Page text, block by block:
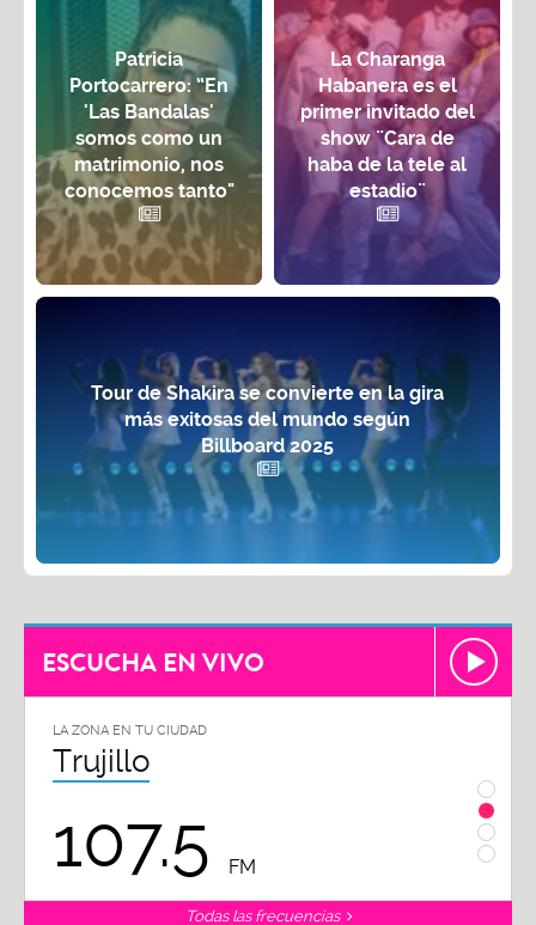
Patricia
Portocarrero: “En
'Las Bandalas'
somos como un
matrimonio, nos
conocemos tanto"
La Charanga
Habanera es el
primer invitado del
show ¨Cara de
haba de la tele al
estadio¨
Tour de Shakira se convierte en la gira
más exitosas del mundo según
Billboard 2025
ESCUCHA EN VIVO
LA ZONA EN TU CIUDAD
Trujillo
107.5 FM
Todas las frecuencias